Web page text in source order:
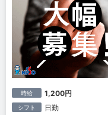
時給 1,200円
シフト 日勤